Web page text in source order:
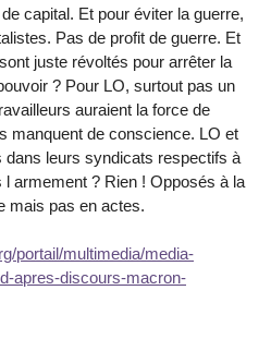
capital. Et pour éviter la guerre,
Pas de profit de guerre. Et
juste révoltés pour arrêter la
? Pour LO, surtout pas un
auraient la force de
manquent de conscience. LO et
dans leurs syndicats respectifs à
armement ? Rien ! Opposés à la
mais pas en actes.
portail/multimedia/media-
apres-discours-macron-